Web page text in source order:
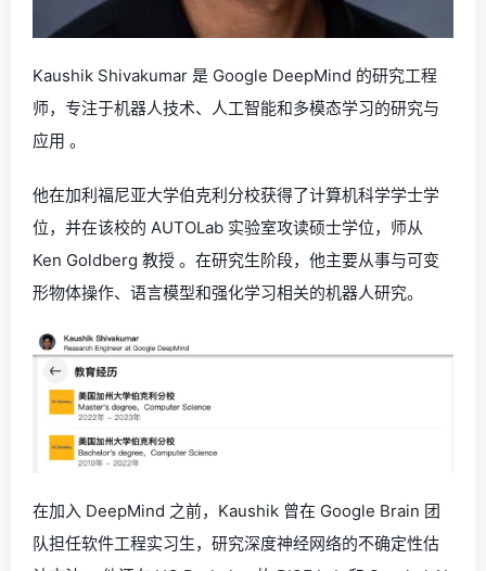
Kaushik Shivakumar 是 Google DeepMind 的研究工程
师，专注于机器人技术、人工智能和多模态学习的研究与
应用 。
他在加利福尼亚大学伯克利分校获得了计算机科学学士学
位，并在该校的 AUTOLab 实验室攻读硕士学位，师从
Ken Goldberg 教授 。在研究生阶段，他主要从事与可变
形物体操作、语言模型和强化学习相关的机器人研究。
在加入 DeepMind 之前，Kaushik 曾在 Google Brain 团
队担任软件工程实习生，研究深度神经网络的不确定性估